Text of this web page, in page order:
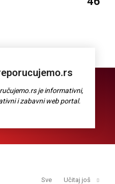
je informativni,
i zabavni web portal.
Sve Učitaj još